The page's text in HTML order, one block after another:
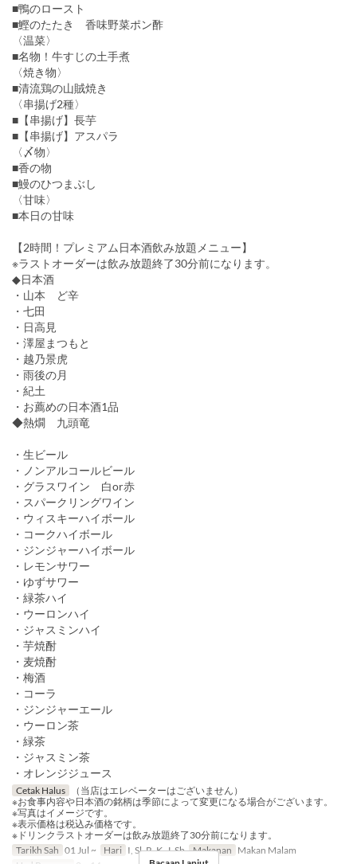
■鴨のロースト
■鰹のたたき 香味野菜ポン酢
〈温菜〉
■名物！牛すじの土手煮
〈焼き物〉
■清流鶏の山賊焼き
〈串揚げ2種〉
■【串揚げ】長芋
■【串揚げ】アスパラ
〈〆物〉
■香の物
■鰻のひつまぶし
〈甘味〉
■本日の甘味
【2時間！プレミアム日本酒飲み放題メニュー】
※ラストオーダーは飲み放題終了30分前になります。
◆日本酒
・山本 ど辛
・七田
・日高見
・澤屋まつもと
・越乃景虎
・雨後の月
・紀土
・お薦めの日本酒1品
◆熱燗 九頭竜
・生ビール
・ノンアルコールビール
・グラスワイン 白or赤
・スパークリングワイン
・ウィスキーハイボール
・コークハイボール
・ジンジャーハイボール
・レモンサワー
・ゆずサワー
・緑茶ハイ
・ウーロンハイ
・ジャスミンハイ
・芋焼酎
・麦焼酎
・梅酒
・コーラ
・ジンジャーエール
・ウーロン茶
・緑茶
・ジャスミン茶
・オレンジジュース
Cetak Halus
（当店はエレベーターはございません）
※お食事内容や日本酒の銘柄は季節によって変更になる場合がございます。
※写真はイメージです。
※表示価格は税込み価格です。
※ドリンクラストオーダーは飲み放題終了30分前になります。
Tarikh Sah 01 Jul ~ Hari I, Sl, R, K, J, Sb Makanan Makan Malam